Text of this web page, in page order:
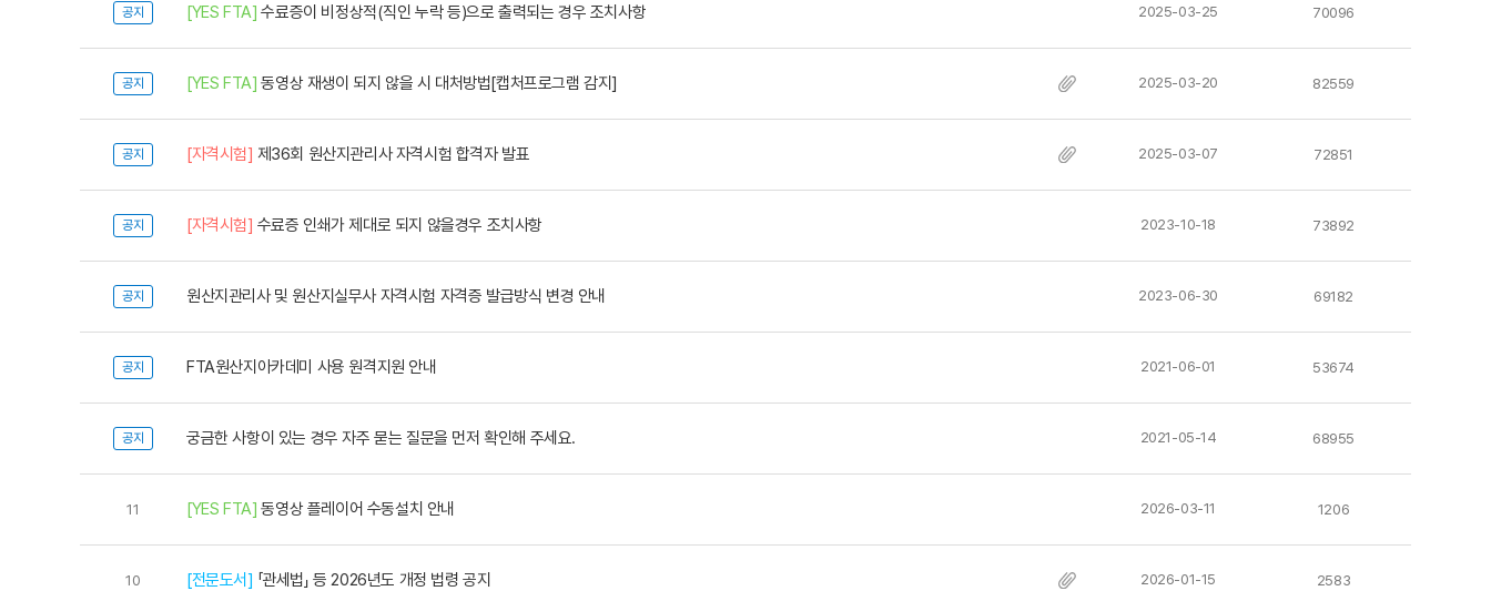
공지 [YES FTA] 수료증이 비정상적(직인 누락 등)으로 출력되는 경우 조치사항 2025-03-25 70096
공지 [YES FTA] 동영상 재생이 되지 않을 시 대처방법[캡처프로그램 감지] 2025-03-20 82559
공지 [자격시험] 제36회 원산지관리사 자격시험 합격자 발표 2025-03-07 72851
공지 [자격시험] 수료증 인쇄가 제대로 되지 않을경우 조치사항 2023-10-18 73892
공지 원산지관리사 및 원산지실무사 자격시험 자격증 발급방식 변경 안내 2023-06-30 69182
공지 FTA원산지아카데미 사용 원격지원 안내 2021-06-01 53674
공지 궁금한 사항이 있는 경우 자주 묻는 질문을 먼저 확인해 주세요. 2021-05-14 68955
11 [YES FTA] 동영상 플레이어 수동설치 안내 2026-03-11 1206
10 [전문도서] 「관세법」 등 2026년도 개정 법령 공지 2026-01-15 2583